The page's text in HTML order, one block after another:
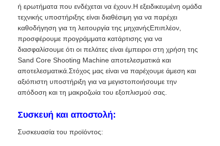
ή ερωτήματα που ενδέχεται να έχουν.Η εξειδικευμένη ομάδα
τεχνικής υποστήριξης είναι διαθέσιμη για να παρέχει
καθοδήγηση για τη λειτουργία της μηχανήςΕπιπλέον,
προσφέρουμε προγράμματα κατάρτισης για να
διασφαλίσουμε ότι οι πελάτες είναι έμπειροι στη χρήση της
Sand Core Shooting Machine αποτελεσματικά και
αποτελεσματικά.Στόχος μας είναι να παρέχουμε άμεση και
αξιόπιστη υποστήριξη για να μεγιστοποιήσουμε την
απόδοση και τη μακροζωία του εξοπλισμού σας.
Συσκευή και αποστολή:
Συσκευασία του προϊόντος: